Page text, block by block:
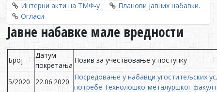
Интерни акти на ТМФ-у
Планови јавних набавки.
Огласи
Јавне набавке мале вредности
Број
Датум
покретања
Позив за учествовање у поступку
5/2020 22.06.2020.
Посредовање у набавци угоститељских
потребе Технолошко-металуршког